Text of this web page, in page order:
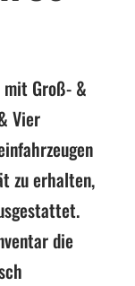
Groß- &
Vier
zu erhalten,
die